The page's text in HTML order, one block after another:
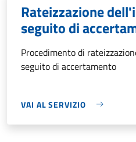
Rateizzazione
seguito di
Procedimento di
seguito di accertamento
VAI AL SERVIZIO